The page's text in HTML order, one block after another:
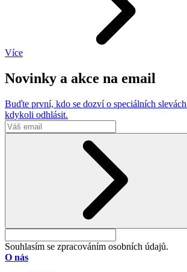
Více
Novinky a akce na email
Buďte první, kdo se dozví o speciálních
kdykoli odhlásit.
Souhlasím se zpracováním osobních údajů.
O nás